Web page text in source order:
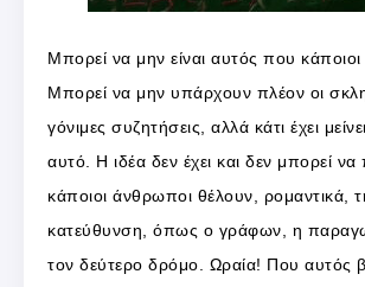
Μπορεί να μην είναι αυτός που κάποιοι
Μπορεί να μην υπάρχουν πλέον οι
γόνιμες συζητήσεις, αλλά κάτι έχει
αυτό. Η ιδέα δεν έχει και δεν μπορεί
κάποιοι άνθρωποι θέλουν, ρομαντικά,
κατεύθυνση, όπως ο γράφων, η
τον δεύτερο δρόμο. Ωραία! Που αυτός